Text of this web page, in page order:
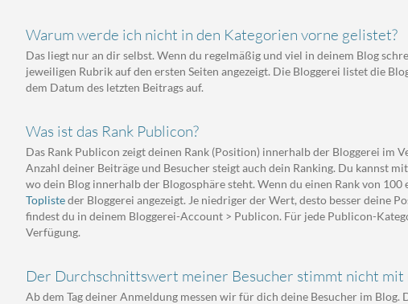
Warum werde ich nicht in den Kategorien vorne gelistet?
Das liegt nur an dir selbst. Wenn du regelmäßig und viel in deinem Blog
jeweiligen Rubrik auf den ersten Seiten angezeigt. Die Bloggerei listet die
dem Datum des letzten Beitrags auf.
Was ist das Rank Publicon?
Das Rank Publicon zeigt deinen Rank (Position) innerhalb der Bloggerei im
Anzahl deiner Beiträge und Besucher steigt auch dein Ranking. Du kannst
wo dein Blog innerhalb der Blogosphäre steht. Wenn du einen Rank von
Toplisteder Bloggerei angezeigt. Je niedriger der Wert, desto besser deine
findest du in deinem Bloggerei-Account > Publicon. Für jede Publicon-
Verfügung.
Der Durchschnittswert meiner Besucher stimmt nicht mit
Ab dem Tag deiner Anmeldung messen wir für dich deine Besucher im Blog.